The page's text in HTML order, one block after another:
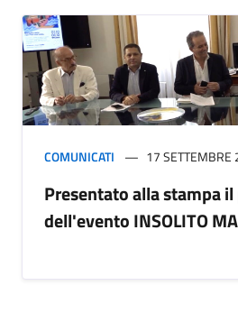
COMUNICATI 17 SETTEMBRE
Presentato alla stampa
dell'evento INSOLITO